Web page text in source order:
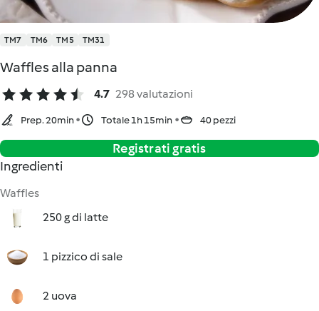
TM7 TM6 TM5 TM31
Waffles alla panna
4.7 298 valutazioni
Prep. 20min Totale 1h 15min 40 pezzi
Registrati gratis
Ingredienti
Waffles
250 g di latte
1 pizzico di sale
2 uova